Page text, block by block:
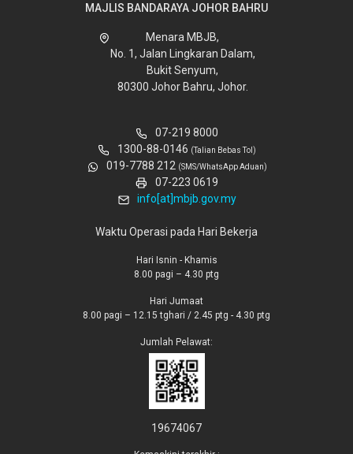
MAJLIS BANDARAYA JOHOR BAHRU
Menara MBJB,
No. 1, Jalan Lingkaran Dalam,
Bukit Senyum,
80300 Johor Bahru, Johor.
07-219 8000
1300-88-0146 (Talian Bebas Tol)
019-7788 212 (SMS/WhatsApp Aduan)
07-223 0619
info[at]mbjb.gov.my
Waktu Operasi pada Hari Bekerja
Hari Isnin - Khamis
8.00 pagi – 4.30 ptg
Hari Jumaat
8.00 pagi – 12.15 tghari / 2.45 ptg - 4.30 ptg
Jumlah Pelawat:
19674067